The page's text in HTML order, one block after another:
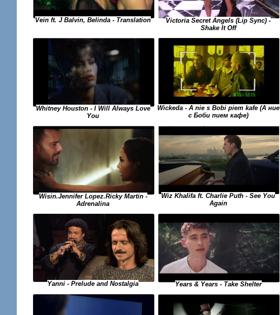
Vein ft. J Balvin, Belinda - Translation
Victoria Secret Angels (Lip Sync) -
Shake It Off
Whitney Houston - I Will Always Love
You
Wickeda - A nie s Bobi piem kafe (А ние
с Боби пием кафе)
Wisin.Jennifer Lopez.Ricky Martin -
Adrenalina
Wiz Khalifa ft. Charlie Puth - See You
Again
Yanni - Prelude and Nostalgia Years & Years - Take Shelter